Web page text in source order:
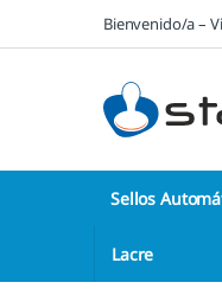
Saltar a la navegación
Saltar al contenidoBienvenido/a –
Sellos
Lacre